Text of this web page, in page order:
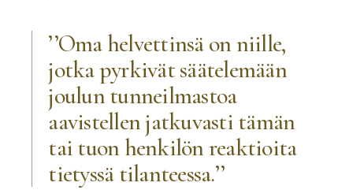
’’Oma helvettinsä on niille,
jotka pyrkivät säätelemään
joulun tunneilmastoa
aavistellen jatkuvasti tämän
tai tuon henkilön reaktioita
tietyssätilanteessa.’’